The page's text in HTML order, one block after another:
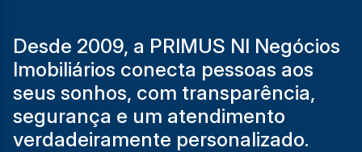
Desde 2009, a PRIMUS NI Negócios
Imobiliários conecta pessoas aos
seus sonhos, com transparência,
segurança e um atendimento
verdadeiramente personalizado.